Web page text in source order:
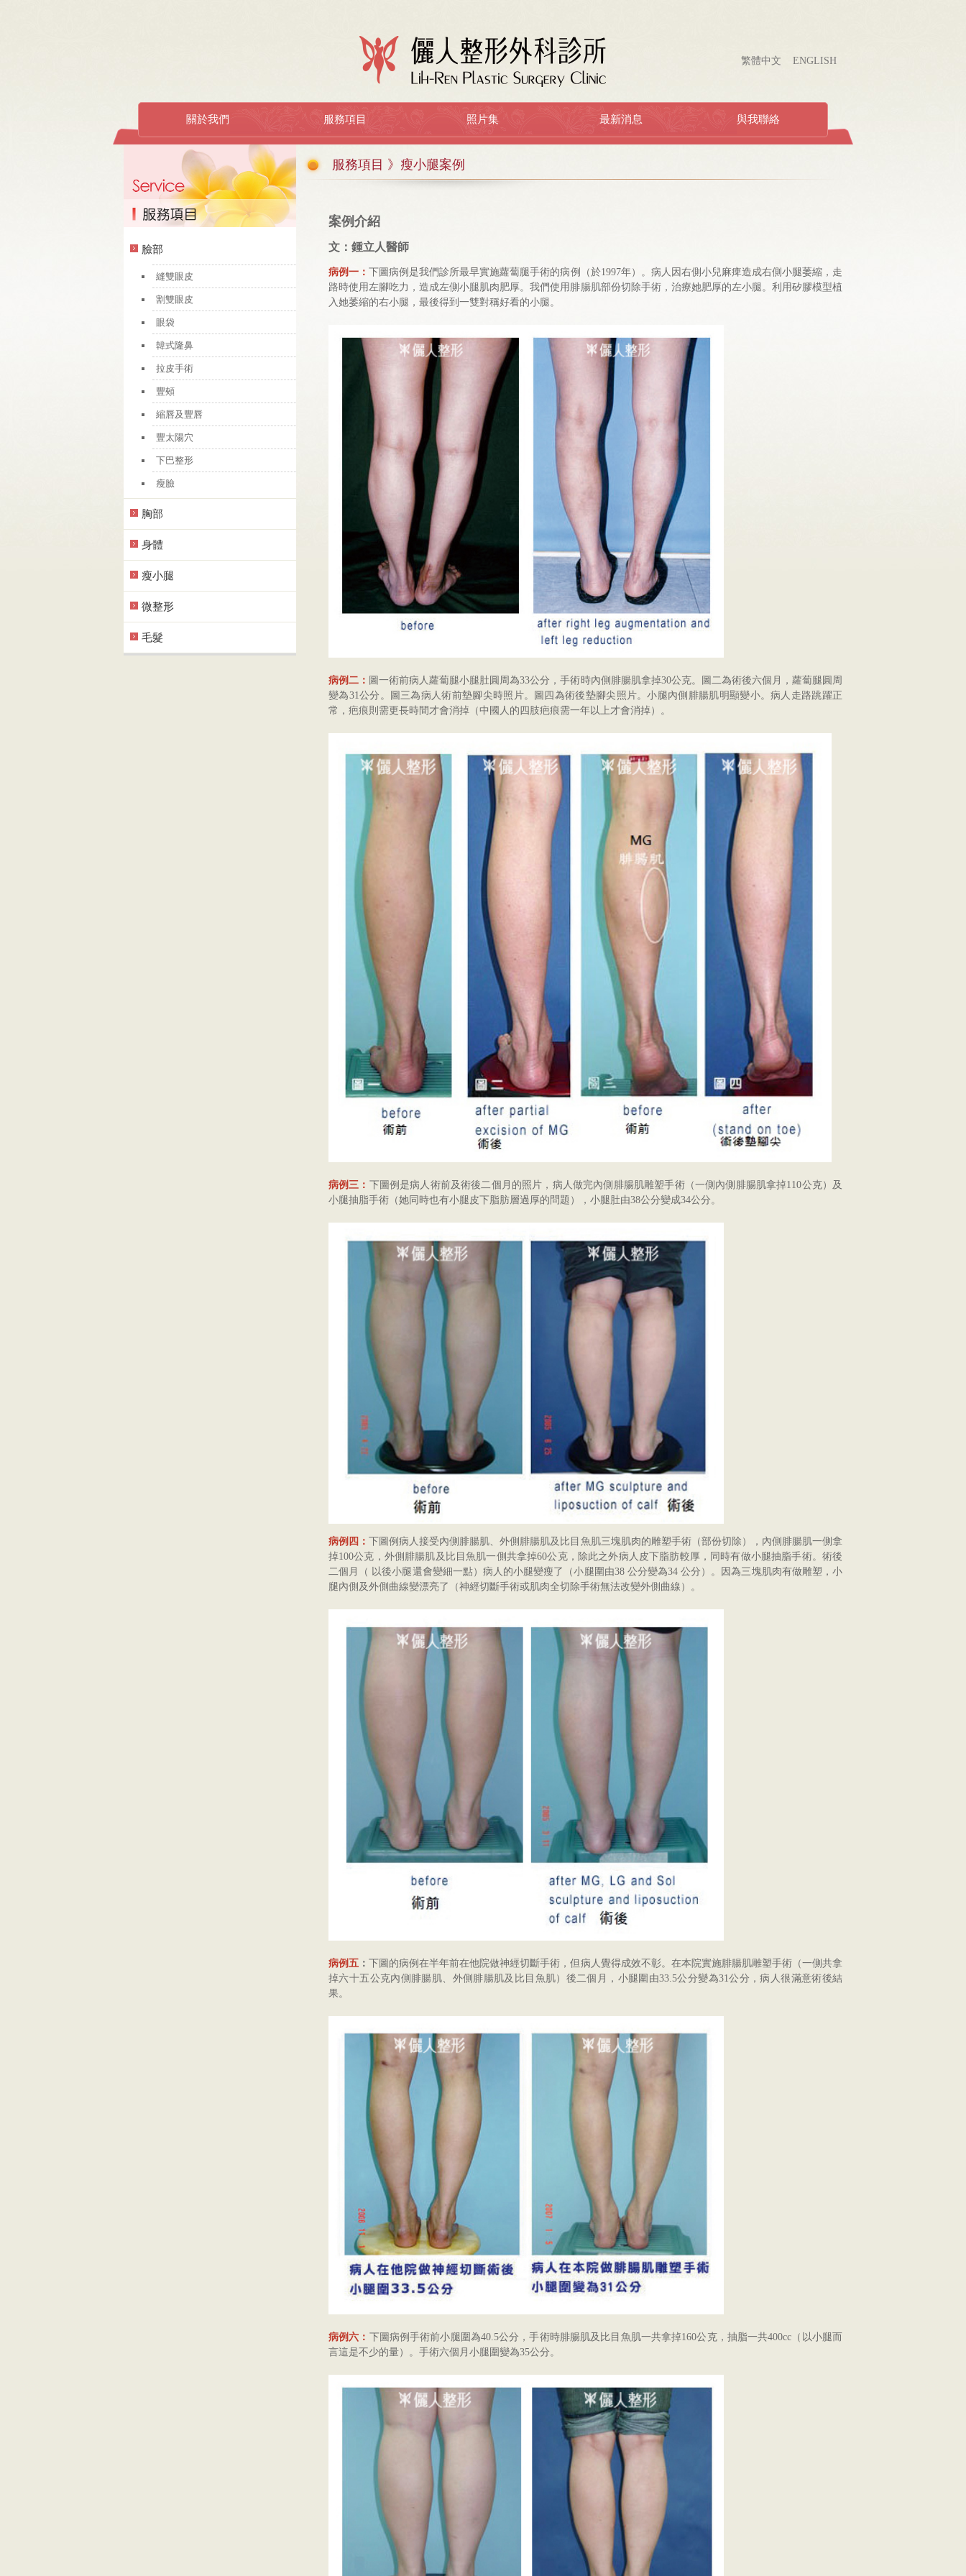
繁體中文 ENGLISH
關於我們 服務項目 照片集 最新消息 與我聯絡
臉部
縫雙眼皮
割雙眼皮
眼袋
韓式隆鼻
拉皮手術
豐頰
縮唇及豐唇
豐太陽穴
下巴整形
瘦臉
胸部
身體
瘦小腿
微整形
毛髮
服務項目 》瘦小腿案例
案例介紹
文：鍾立人醫師
病例一：下圖病例是我們診所最早實施蘿蔔腿手術的病例（於1997年）。病人因右側小兒麻痺造成右側小腿萎縮，走
路時使用左腳吃力，造成左側小腿肌肉肥厚。我們使用腓腸肌部份切除手術，治療她肥厚的左小腿。利用矽膠模型植
入她萎縮的右小腿，最後得到一雙對稱好看的小腿。
病例二： 圖一術前病人蘿蔔腿小腿肚圓周為33公分，手術時內側腓腸肌拿掉30公克。圖二為術後六個月，蘿蔔腿圓周
變為31公分。圖三為病人術前墊腳尖時照片。圖四為術後墊腳尖照片。小腿內側腓腸肌明顯變小。病人走路跳躍正
常，疤痕則需更長時間才會消掉（中國人的四肢疤痕需一年以上才會消掉）。
病例三： 下圖例是病人術前及術後二個月的照片，病人做完內側腓腸肌雕塑手術（一側內側腓腸肌拿掉110公克）及
小腿抽脂手術（她同時也有小腿皮下脂肪層過厚的問題），小腿肚由38公分變成34公分。
病例四：下圖例病人接受內側腓腸肌、外側腓腸肌及比目魚肌三塊肌肉的雕塑手術（部份切除），內側腓腸肌一側拿
掉100公克，外側腓腸肌及比目魚肌一側共拿掉60公克，除此之外病人皮下脂肪較厚，同時有做小腿抽脂手術。術後
二個月（ 以後小腿還會變細一點）病人的小腿變瘦了（小腿圍由38 公分變為34 公分）。因為三塊肌肉有做雕塑，小
腿內側及外側曲線變漂亮了（神經切斷手術或肌肉全切除手術無法改變外側曲線）。
病例五 ：下圖的病例在半年前在他院做神經切斷手術，但病人覺得成效不彰。在本院實施腓腸肌雕塑手術（一側共拿
掉六十五公克內側腓腸肌、外側腓腸肌及比目魚肌）後二個月，小腿圍由33.5公分變為31公分，病人很滿意術後結
果。
病例六： 下圖病例手術前小腿圍為40.5公分，手術時腓腸肌及比目魚肌一共拿掉160公克，抽脂一共400cc（以小腿而
言這是不少的量）。手術六個月小腿圍變為35公分。